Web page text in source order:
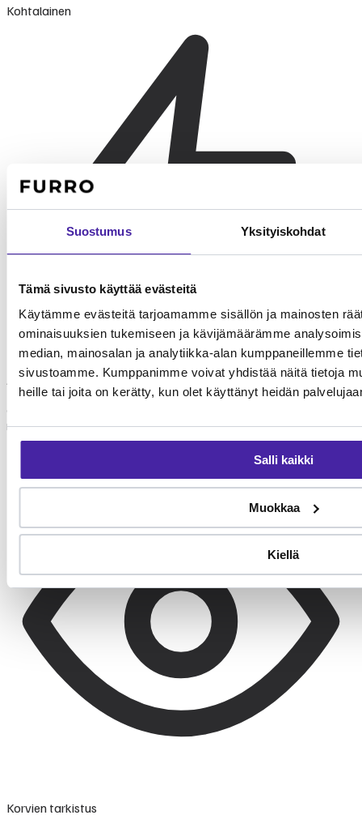
Suostumus Yksityiskohdat
Tämä sivusto käyttää evästeitä
Käytämme evästeitä tarjoamamme sisällön ja mainosten
ominaisuuksien tukemiseen ja kävijämäärämme
median, mainosalan ja analytiikka-alan kumppaneillemme
sivustoamme. Kumppanimme voivat yhdistää näitä tietoja
heille tai joita on kerätty, kun olet käyttänyt heidän
Salli kaikki
Muokkaa
Kiellä
Kohtalainen
Aamulenkki
60–90 min aktiivista liikuntaa. Juoksua, hajutyöskentelyä tai
metsästysharjoituksia.
Korvien tarkistus